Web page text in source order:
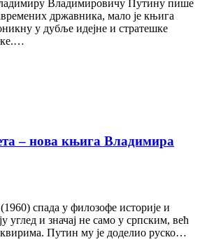
Владимировичу Путину пише
државника, мало је књига
у дубље идејне и стратешке
– нова књига Владимира
спада у филозофе историје и
углед и значај не само у српским, већ
Путин му је доделио руско…